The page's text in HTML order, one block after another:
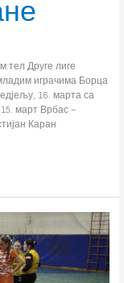
Друге лиге
играчима Борца
16. марта са
март Врбас –
Каран